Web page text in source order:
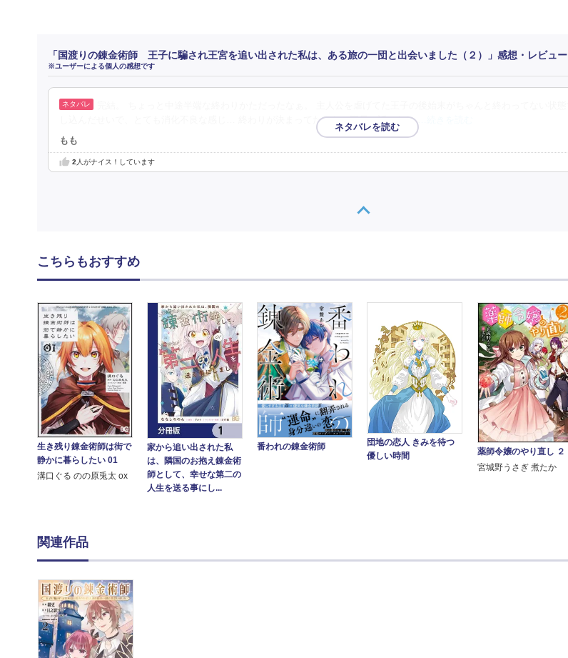
「国渡りの錬金術師 王子に騙され王宮を追い出された私は、ある旅の一団と出会いました（２）」感想・レビュー
※ユーザーによる個人の感想です
し込んだせいで、とても消化不良な感じ… 終わりが決まってたなら、団長の話はなし
もも
2人がナイス！しています
こちらもおすすめ
生き残り錬金術師は街で
静かに暮らしたい 01
溝口ぐる のの原兎太 ox
家から追い出された私
は、隣国のお抱え錬金術
師として、幸せな第二の
人生を送る事にし...
番われの錬金術師
団地の恋人 きみを待つ
優しい時間
薬師令嬢のやり直し ２
宮城野うさぎ 煮たか
関連作品